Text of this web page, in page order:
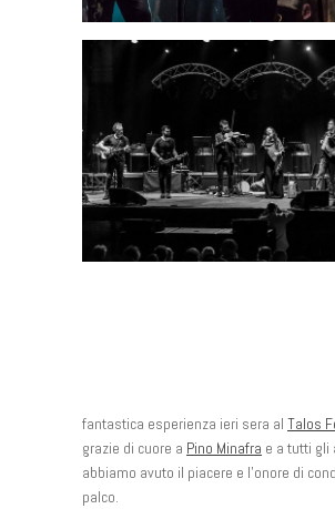
fantastica esperienza ieri sera al Talos
grazie di cuore a Pino Minafra e a tutti gli
abbiamo avuto il piacere e l’onore di
palco.